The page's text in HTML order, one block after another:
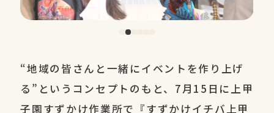
“地域の皆さんと一緒にイベントを作り上げ
る”というコンセプトのもと、7月15日に上甲
子園すずかけ作業所で『すずかけイチバ上甲